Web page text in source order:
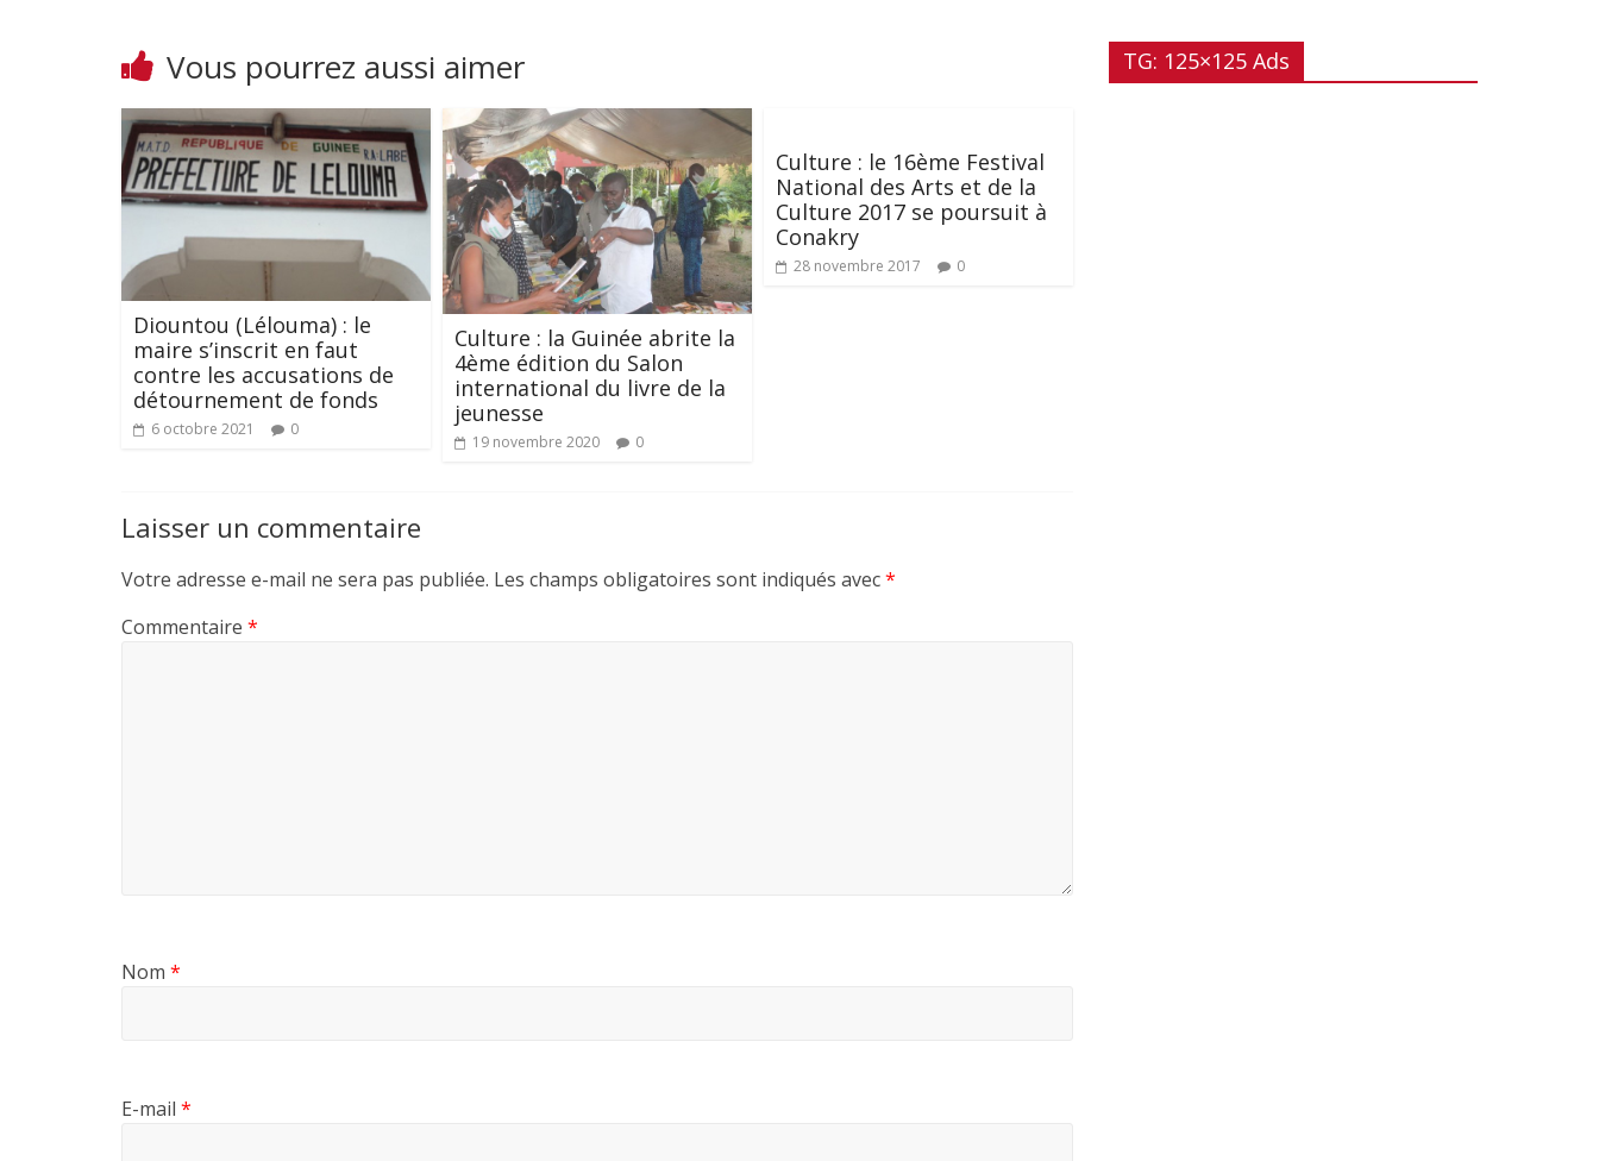
Vous pourrez aussi aimer
Diountou (Lélouma) : le
maire s’inscrit en faut
contre les accusations de
détournement de fonds
6 octobre 2021 0
Culture : la Guinée abrite la
4ème édition du Salon
international du livre de la
jeunesse
19 novembre 2020 0
Culture : le 16ème Festival
National des Arts et de la
Culture 2017 se poursuit à
Conakry
28 novembre 2017 0
Laisser un commentaire
Votre adresse e-mail ne sera pas publiée. Les champs obligatoires sont indiqués avec*
Commentaire *
Nom *
E-mail *
TG: 125×125 Ads